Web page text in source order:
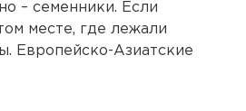
– семенники. Если
месте, где лежали
Европейско-Азиатские